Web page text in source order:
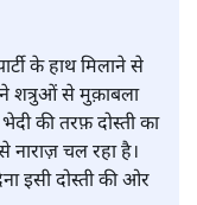
के हाथ मिलाने से
शत्रुओं से मुक़ाबला
की तरफ़ दोस्ती का
चल रहा है।
इसी दोस्ती की ओर